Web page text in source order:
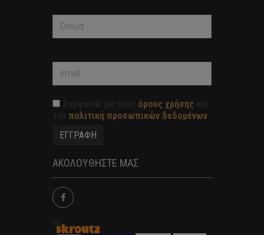
όρους χρήσης
πολιτική προσωπικών δεδομένων
ΑΚΟΛΟΥΘΗΣΤΕ ΜΑΣ